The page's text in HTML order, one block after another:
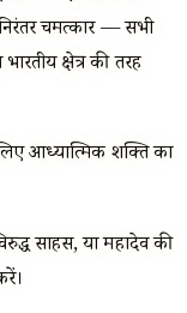
चमत्कार — सभी
क्षेत्र की तरह
आध्यात्मिक शक्ति का
साहस, या महादेव की